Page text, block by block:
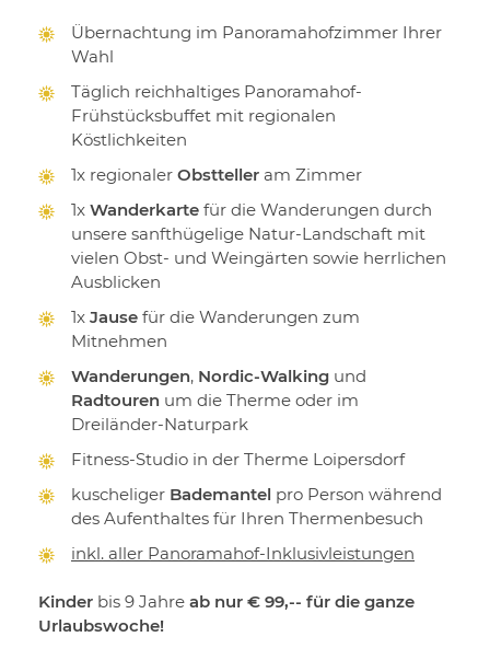
Übernachtung im Panoramahofzimmer Ihrer
Wahl
Täglich reichhaltiges Panoramahof-
Frühstücksbuffet mit regionalen
Köstlichkeiten
1x regionaler Obstteller am Zimmer
1x Wanderkarte für die Wanderungen durch
unsere sanfthügelige Natur-Landschaft mit
vielen Obst- und Weingärten sowie herrlichen
Ausblicken
1x Jause für die Wanderungen zum
Mitnehmen
Wanderungen, Nordic-Walking und
Radtouren um die Therme oder im
Dreiländer-Naturpark
Fitness-Studio in der Therme Loipersdorf
kuscheliger Bademantel pro Person während
des Aufenthaltes für Ihren Thermenbesuch
inkl. aller Panoramahof-Inklusivleistungen
Kinder bis 9 Jahre ab nur € 99,-- für die ganze
Urlaubswoche!